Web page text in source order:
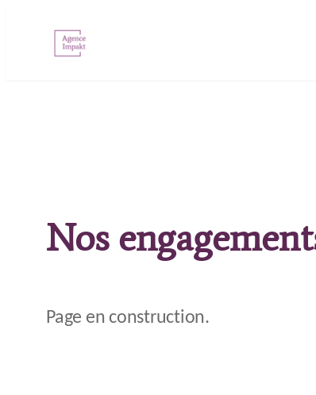
Nos
Page en construction.